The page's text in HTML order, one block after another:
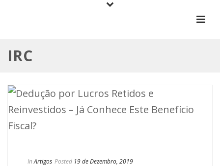
IRC
In Artigos Posted 19 de Dezembro, 2019